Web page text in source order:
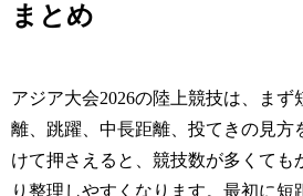
まとめ
アジア大会2026の陸上競技は、まず
離、跳躍、中長距離、投てきの見方
けて押さえると、競技数が多くても
り整理しやすくなります。最初に短